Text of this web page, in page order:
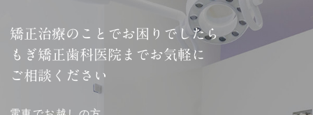
矯正治療のことでお困りでしたら
もぎ矯正歯科医院までお気軽に
ご相談ください